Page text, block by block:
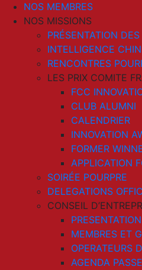
NOS MEMBRES
NOS MISSIONS
PRÉSENTATION
INTELLIGENCE
RENCONTRES
LES PRIX COMITE
FCC
CLUB ALUMNI
CALENDRIER
INNOVATION
FORMER
APPLICATION
SOIRÉE POURPRE
DELEGATIONS
CONSEIL
MEMBRES ET
OPERATEURS
AGENDA PASSE